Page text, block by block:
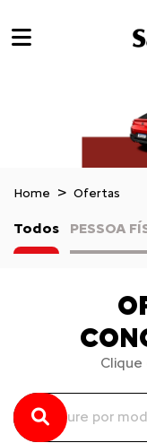
Home Ofertas
Todos PESSOA